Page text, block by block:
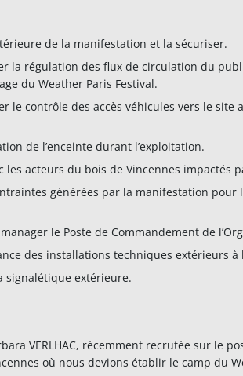
de la manifestation et la sécuriser.
la régulation des flux de circulation du
du Weather Paris Festival.
le contrôle des accès véhicules vers le
de l’enceinte durant l’exploitation.
les acteurs du bois de Vincennes impactés
générées par la manifestation
le Poste de Commandement de
des installations techniques extérieurs à
signalétique extérieure.
VERLHAC, récemment recrutée sur le
où nous devions établir le camp du